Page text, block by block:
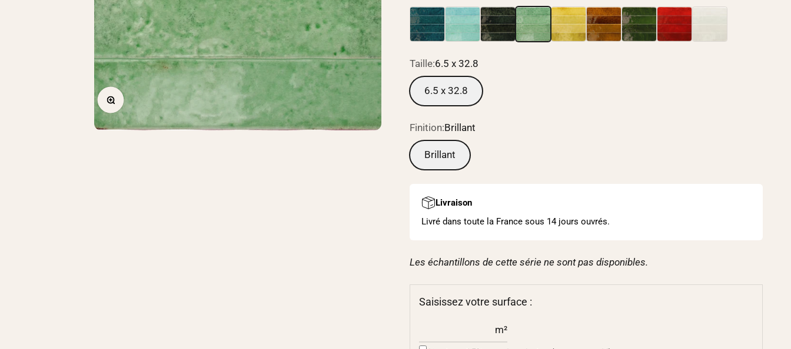
Zoomer sur l'image
6.5 x 32.86.5 x 32.86.5 x 32.86.5 x 32.86.5 x 32.86.5 x 32.86.5 x 32.86.5 x 32.8
Taille:6.5 x 32.8
6.5 x 32.8
Finition:Brillant
Brillant
Livraison
Livré dans toute la France sous 14 jours ouvrés.
Les échantillons de cette série ne sont pas disponibles.
Saisissez votre surface :
m²